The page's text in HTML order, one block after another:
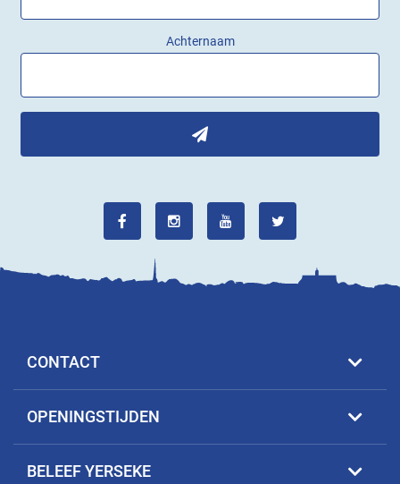
Achternaam
CONTACT
OPENINGSTIJDEN
BELEEF YERSEKE